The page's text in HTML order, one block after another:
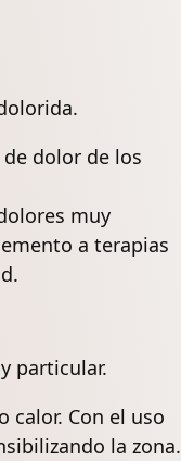
dolor de los
muy
a terapias
particular.
calor. Con el uso
la zona.